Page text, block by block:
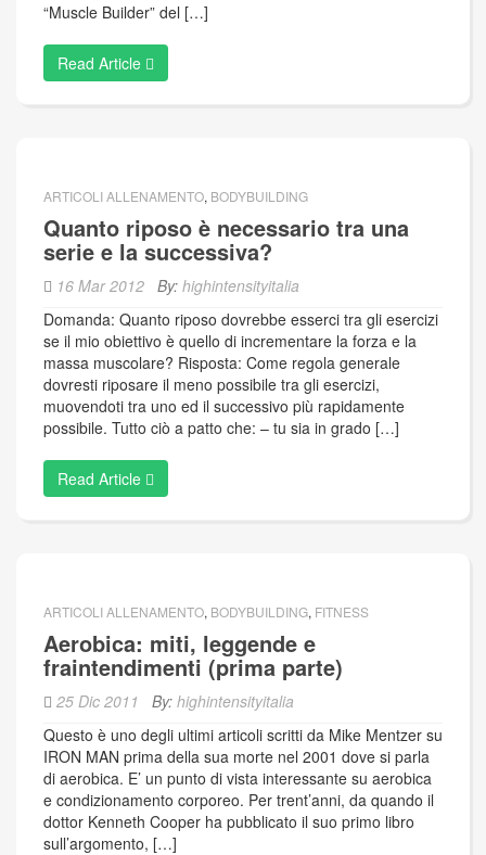
“Muscle Builder” del […]
Read Article
ARTICOLI ALLENAMENTO, BODYBUILDING
Quanto riposo è necessario tra una
serie e la successiva?
16 Mar 2012 By: highintensityitalia
Domanda: Quanto riposo dovrebbe esserci tra gli esercizi
se il mio obiettivo è quello di incrementare la forza e la
massa muscolare? Risposta: Come regola generale
dovresti riposare il meno possibile tra gli esercizi,
muovendoti tra uno ed il successivo più rapidamente
possibile. Tutto ciò a patto che: – tu sia in grado […]
Read Article
ARTICOLI ALLENAMENTO, BODYBUILDING, FITNESS
Aerobica: miti, leggende e
fraintendimenti (prima parte)
25 Dic 2011 By: highintensityitalia
Questo è uno degli ultimi articoli scritti da Mike Mentzer su
IRON MAN prima della sua morte nel 2001 dove si parla
di aerobica. E’ un punto di vista interessante su aerobica
e condizionamento corporeo. Per trent’anni, da quando il
dottor Kenneth Cooper ha pubblicato il suo primo libro
sull’argomento, […]